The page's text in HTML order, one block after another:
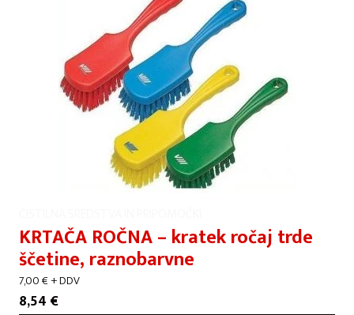
KRTAČA ROČNA – kratek ročaj trde
ščetine, raznobarvne
7,00€+ DDV
8,54 €